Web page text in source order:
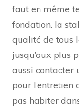
faut en même
fondation, la
qualité de tous
jusqu’aux plus
aussi contacter
pour
pas habiter